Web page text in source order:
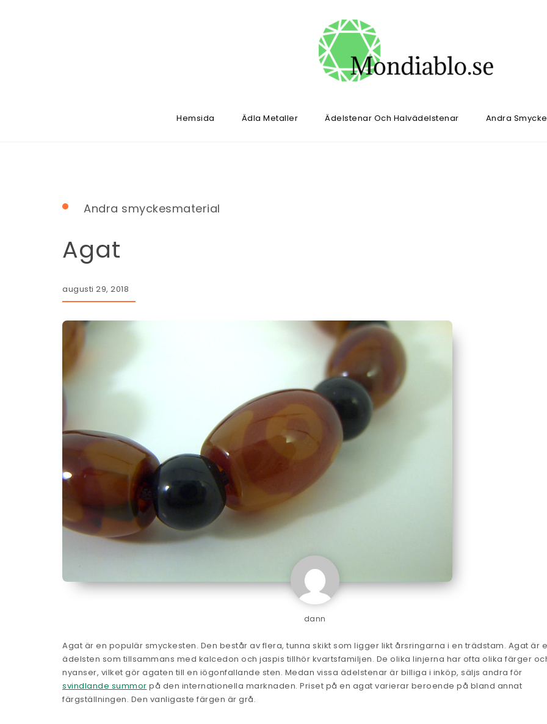
Hemsida Ädla Metaller Ädelstenar Och Halvädelstenar Andra
Andra smyckesmaterial
Agat
augusti 29, 2018
dann
Agat är en populär smyckesten. Den består av flera, tunna skikt som ligger likt årsringarna i en trädstam. Agat är
ädelsten som tillsammans med kalcedon och jaspis tillhör kvartsfamiljen. De olika linjerna har ofta olika färger
nyanser, vilket gör agaten till en iögonfallande sten. Medan vissa ädelstenar är billiga i inköp, säljs andra för
svindlande summor på den internationella marknaden. Priset på en agat varierar beroende på bland annat
färgställningen. Den vanligaste färgen är grå.